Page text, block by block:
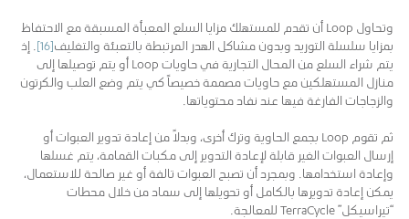
وتحاول Loop أن تقدم للمستهلك مزايا السلع المعبأة المسبقة مع الاحتفاظ
بمزايا سلسلة التوريد وبدون مشاكل الهدر المرتبطة بالتعبئة والتغليف[16]
. إذ
يتم شراء السلع من المحال التجارية في حاويات Loop أو يتم توصيلها إلى
منازل المستهلكين مع حاويات مصممة خصيصاً كي يتم وضع العلب والكرتون
والزجاجات الفارغة فيها عند نفاد محتوياتها.
ثم تقوم Loop بجمع الحاوية وترك أخرى، وبدلاً من إعادة تدوير العبوات أو
إرسال العبوات الغير قابلة لإعادة التدوير إلى مكبات القمامة، يتم غسلها
وإعادة استخدامها. وبمجرد أن تصبح العبوات تالفة أو غير صالحة للاستعمال،
يمكن إعادة تدويرها بالكامل أو تحويلها إلى سماد من خلال محطات
“تيراسيكل” TerraCycle للمعالجة.